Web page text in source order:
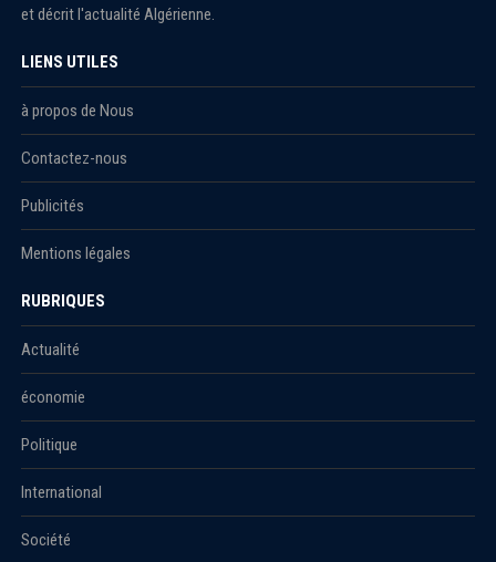
et décrit l'actualité Algérienne.
LIENS UTILES
à propos de Nous
Contactez-nous
Publicités
Mentions légales
RUBRIQUES
Actualité
économie
Politique
International
Société